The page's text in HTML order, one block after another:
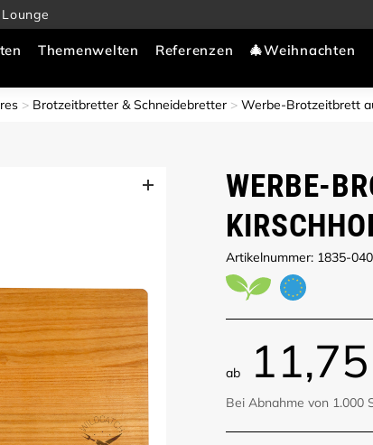
Themenwelten Referenzen 🎄Weihnachten
Brotzeitbretter & Schneidebretter Werbe-Brotzeitbrett
WERBE-
Artikelnummer: 1835-
ab
Bei Abnahme von 1.000